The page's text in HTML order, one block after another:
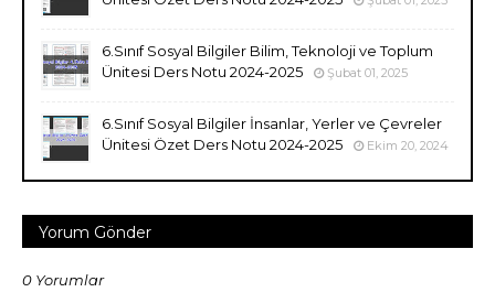
6.Sınıf Sosyal Bilgiler Bilim, Teknoloji ve Toplum
Ünitesi Ders Notu 2024-2025
Şubat 01, 2025
6.Sınıf Sosyal Bilgiler İnsanlar, Yerler ve Çevreler
Ünitesi Özet Ders Notu 2024-2025
Ekim 20, 2024
Yorum Gönder
0 Yorumlar